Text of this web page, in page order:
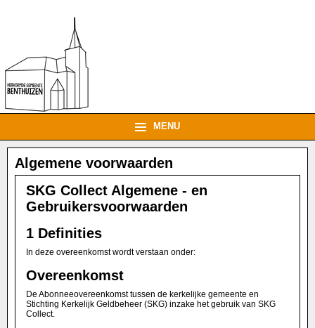
MENU
Algemene voorwaarden
SKG Collect Algemene - en
Gebruikersvoorwaarden
1 Definities
In deze overeenkomst wordt verstaan onder:
Overeenkomst
De Abonneeovereenkomst tussen de kerkelijke gemeente en
Stichting Kerkelijk Geldbeheer (SKG) inzake het gebruik van SKG
Collect.